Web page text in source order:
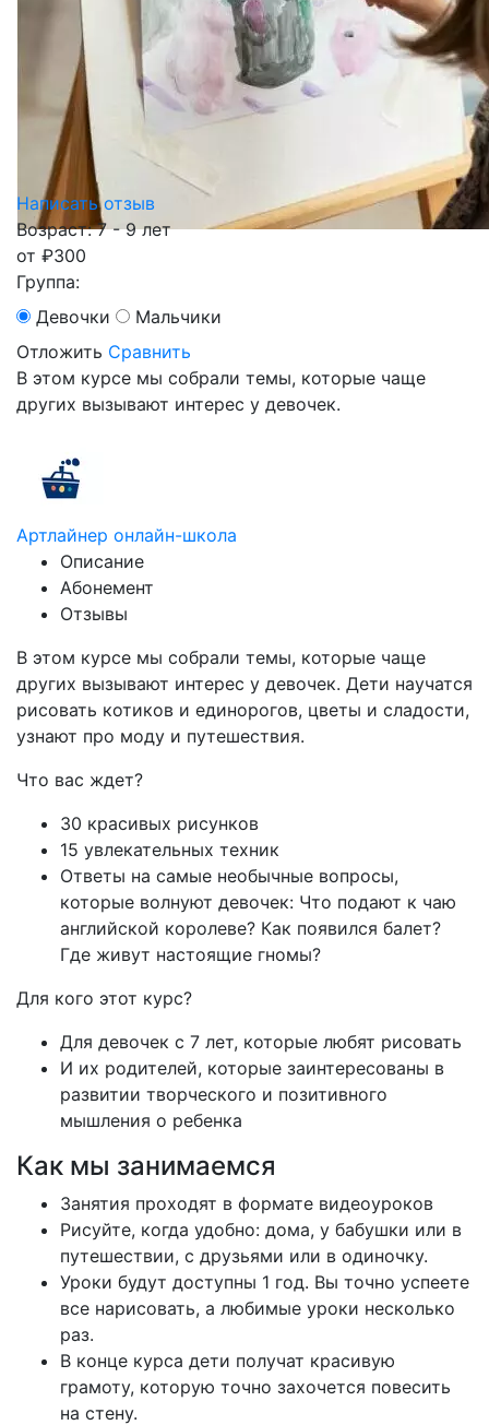
Написать отзыв
Возраст: 7 - 9 лет
от ₽300
Группа:
Девочки
Мальчики
Отложить Сравнить
В этом курсе мы собрали темы, которые чаще
других вызывают интерес у девочек.
Артлайнер онлайн-школа
Описание
Абонемент
Отзывы
В этом курсе мы собрали темы, которые чаще
других вызывают интерес у девочек. Дети научатся
рисовать котиков и единорогов, цветы и сладости,
узнают про моду и путешествия.
Что вас ждет?
30 красивых рисунков
15 увлекательных техник
Ответы на самые необычные вопросы,
которые волнуют девочек: Что подают к чаю
английской королеве? Как появился балет?
Где живут настоящие гномы?
Для кого этот курс?
Для девочек с 7 лет, которые любят рисовать
И их родителей, которые заинтересованы в
развитии творческого и позитивного
мышления о ребенка
Как мы занимаемся
Занятия проходят в формате видеоуроков
Рисуйте, когда удобно: дома, у бабушки или в
путешествии, с друзьями или в одиночку.
Уроки будут доступны 1 год. Вы точно успеете
все нарисовать, а любимые уроки несколько
раз.
В конце курса дети получат красивую
грамоту, которую точно захочется повесить
на стену.